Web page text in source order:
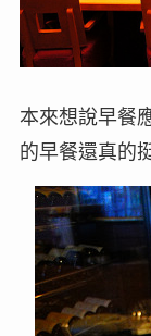
本來想說早餐
的早餐還真的